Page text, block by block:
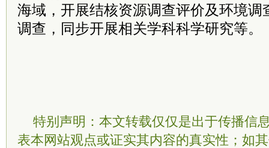
海域，开展结核资源调查评价及环境调
调查，同步开展相关学科科学研究等。
特别声明：本文转载仅仅是出于传播信
表本网站观点或证实其内容的真实性；如